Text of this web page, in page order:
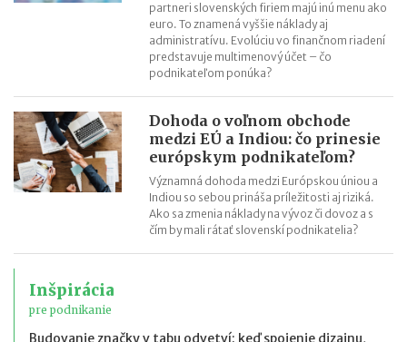
partneri slovenských firiem majú inú menu ako
euro. To znamená vyššie náklady aj
administratívu. Evolúciu vo finančnom riadení
predstavuje multimenový účet – čo
podnikateľom ponúka?
Dohoda o voľnom obchode
medzi EÚ a Indiou: čo prinesie
európskym podnikateľom?
Významná dohoda medzi Európskou úniou a
Indiou so sebou prináša príležitosti aj riziká.
Ako sa zmenia náklady na vývoz či dovoz a s
čím by mali rátať slovenskí podnikatelia?
Inšpirácia
pre podnikanie
Budovanie značky v tabu odvetví: keď spojenie dizajnu,